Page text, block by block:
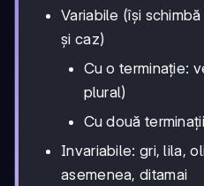
Variabile (își
și caz)
Cu o terminație:
plural)
Cu două
Invariabile: gri, lila,
asemenea, ditamai